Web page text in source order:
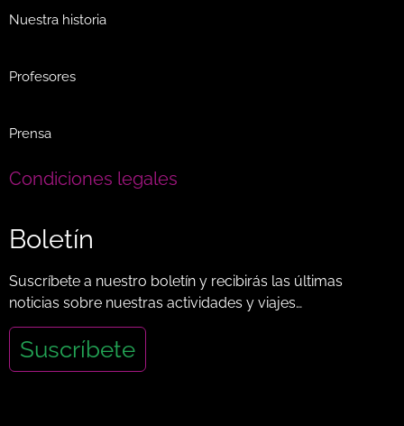
Nuestra historia
Profesores
Prensa
Condiciones legales
Boletín
Suscríbete a nuestro boletín y recibirás las últimas
noticias sobre nuestras actividades y viajes…
Suscríbete